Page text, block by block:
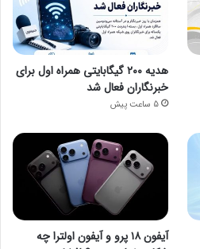
هدیه ۲۰۰ گیگابایتی همراه اول برای
خبرنگاران فعال شد
5 ساعت پیش
آیفون ۱۸ پرو و آیفون اولترا چه